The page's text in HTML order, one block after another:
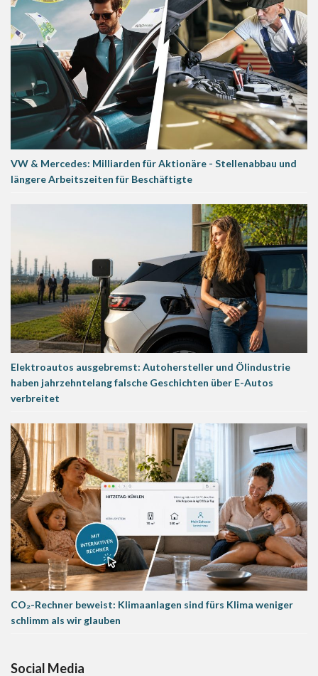
VW & Mercedes: Milliarden für Aktionäre - Stellenabbau und
längere Arbeitszeiten für Beschäftigte
Elektroautos ausgebremst: Autohersteller und Ölindustrie
haben jahrzehntelang falsche Geschichten über E-Autos
verbreitet
CO₂-Rechner beweist: Klimaanlagen sind fürs Klima weniger
schlimm als wir glauben
Social Media